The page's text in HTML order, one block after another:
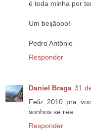
é toda minha por
Um beijãooo!
Pedro Antônio
Responder
Daniel Braga 31
Feliz 2010 pra
sonhos se rea
Responder